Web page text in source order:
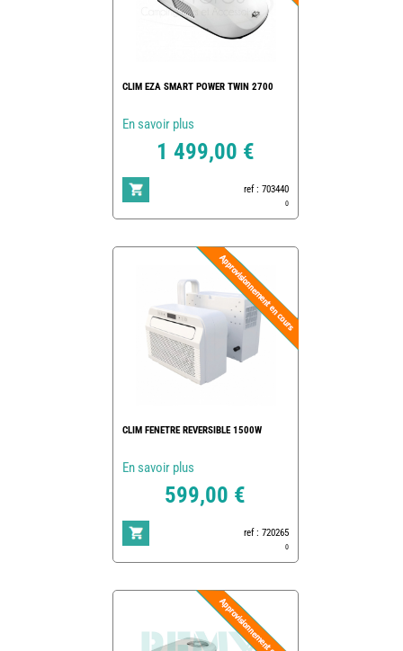
CLIM EZA SMART POWER TWIN 2700
En savoir plus
1 499,00 €
ref : 703440
0
CLIM FENETRE REVERSIBLE 1500W
En savoir plus
599,00 €
ref : 720265
0